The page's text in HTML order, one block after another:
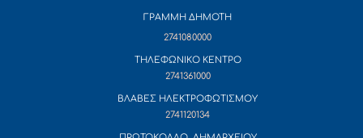
ΓΡΑΜΜΗ ΔΗΜΟΤΗ
2741080000
ΤΗΛΕΦΩΝΙΚΟ ΚΕΝΤΡΟ
2741361000
ΒΛΑΒΕΣ ΗΛΕΚΤΡΟΦΩΤΙΣΜΟΥ
2741120134